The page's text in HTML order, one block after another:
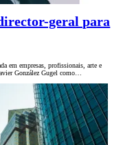
geral para
em empresas, profissionais, arte e
González Gugel como…